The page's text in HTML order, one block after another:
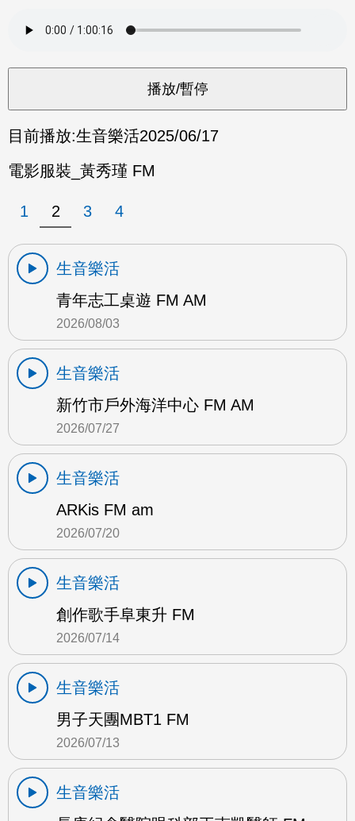
目前播放:生音樂活2025/06/17
電影服裝_黃秀瑾 FM
1 2 3 4
生音樂活
青年志工桌遊 FM AM
2026/08/03
生音樂活
新竹市戶外海洋中心 FM AM
2026/07/27
生音樂活
ARKis FM am
2026/07/20
生音樂活
創作歌手阜東升 FM
2026/07/14
生音樂活
男子天團MBT1 FM
2026/07/13
生音樂活